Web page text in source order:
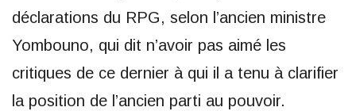
déclarations du RPG, selon l’ancien ministre
Yombouno, qui dit n’avoir pas aimé les
critiques de ce dernier à qui il a tenu à clarifier
la position de l’ancien parti au pouvoir.